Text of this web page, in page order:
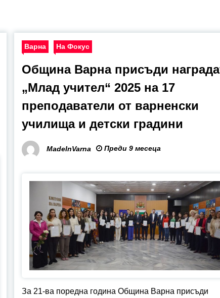
Варна На Фокус
Община Варна присъди
„Млад учител“ 2025 на 17
преподаватели от варненски
училища и детски градини
MadeInVarna Преди 9 месеца
За 21-ва поредна година Община Варна присъди